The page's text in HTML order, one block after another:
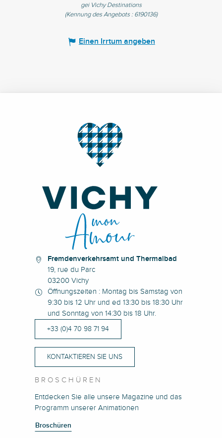
gei Vichy Destinations
(Kennung des Angebots : 6190136)
Einen Irrtum angeben
Fremdenverkehrsamt und Thermalbad
19, rue du Parc
03200 Vichy
Öffnungszeiten : Montag bis Samstag von
9:30 bis 12 Uhr und ed 13:30 bis 18:30 Uhr
und Sonntag von 14:30 bis 18 Uhr.
+33 (0)4 70 98 71 94
KONTAKTIEREN SIE UNS
BROSCHÜREN
Entdecken Sie alle unsere Magazine und das
Programm unserer Animationen
Broschüren